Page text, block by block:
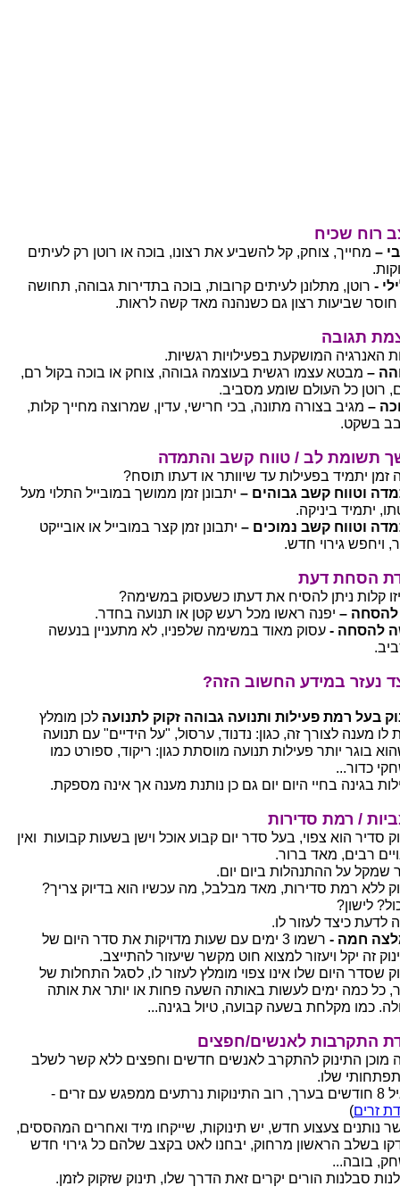
רוח שכיח
– מחייך, צוחק, קל להשביע את רצונו, בוכה או רוטן רק לעיתים
- רוטן, מתלונן לעיתים קרובות, בוכה בתדירות גבוהה, תחושה
שביעות רצון גם כשנהנה מאד קשה לראות.
תגובה
האנרגיה המושקעת בפעילויות רגשיות.
– מבטא עצמו רגשית בעוצמה גבוהה, צוחק או בוכה בקול רם,
רוטן כל העולם שומע מסביב.
– מגיב בצורה מתונה, בכי חרישי, עדין, שמרוצה מחייך קלות,
בשקט.
תשומת לב / טווח קשב והתמדה
זמן יתמיד בפעילות עד שיוותר או דעתו תוסח?
וטווח קשב גבוהים – יתבונן זמן ממושך במובייל התלוי מעל
יתמיד ביניקה.
וטווח קשב נמוכים – יתבונן זמן קצר במובייל או אובייקט
ויחפש גירוי חדש.
הסחת דעת
קלות ניתן להסיח את דעתו כשעסוק במשימה?
להסחה – יפנה ראשו מכל רעש קטן או תנועה בחדר.
להסחה - עסוק מאוד במשימה שלפניו, לא מתעניין בנעשה
נעזר במידע החשוב הזה?
בעל רמת פעילות ותנועה גבוהה זקוק לתנועה לכן מומלץ
לו מענה לצורך זה, כגון: נדנוד, ערסול, "על הידיים" עם תנועה
בוגר יותר פעילות תנועה מווסתת כגון: ריקוד, ספורט כמו
כדור...
בגינה בחיי היום יום גם כן נותנת מענה אך אינה מספקת.
/ רמת סדירות
סדיר הוא צפוי, בעל סדר יום קבוע אוכל וישן בשעות קבועות ואין
רבים, מאד ברור.
שמקל על ההתנהלות ביום יום.
ללא רמת סדירות, מאד מבלבל, מה עכשיו הוא בדיוק צריך?
לישון?
לדעת כיצד לעזור לו.
חמה -
רשמו 3 ימים עם שעות מדויקות את סדר היום של
זה יקל ויעזור למצוא חוט מקשר שיעזור להתייצב.
שסדר היום שלו אינו צפוי מומלץ לעזור לו, לסגל התחלות של
כל כמה ימים לעשות באותה השעה פחות או יותר את אותה
כמו מקלחת בשעה קבועה, טיול בגינה...
התקרבות לאנשים/חפצים
מוכן התינוק להתקרב לאנשים חדשים וחפצים ללא קשר לשלב
שלו.
ממפגש עם זרים -
זרים)
נותנים צעצוע חדש, יש תינוקות, שייקחו מיד ואחרים המהססים,
בשלב הראשון מרחוק, יבחנו לאט בקצב שלהם כל גירוי חדש
בובה...
סבלנות הורים יקרים זאת הדרך שלו, תינוק שזקוק לזמן.